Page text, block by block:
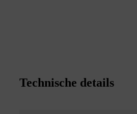
Technische details